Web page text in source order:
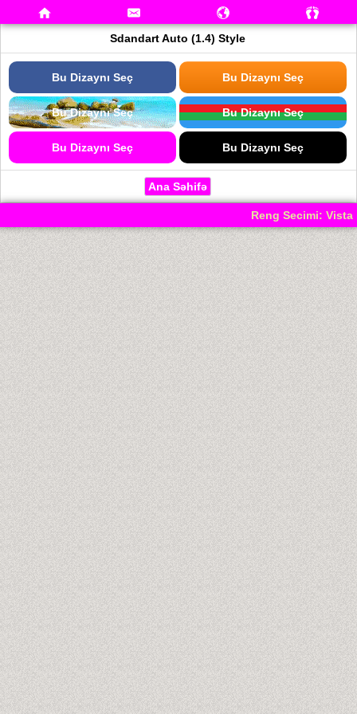
Sdandart Auto (1.4) Style
Bu Dizaynı Seç Bu Dizaynı Seç
Bu Dizaynı Seç Bu Dizaynı Seç
Bu Dizaynı Seç Bu Dizaynı Seç
Ana Səhifə
Reng Secimi: Vista